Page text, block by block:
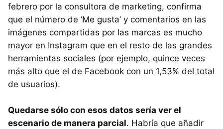
febrero por la consultora de marketing, confirma
que el número de ‘Me gusta’ y comentarios en las
imágenes compartidas por las marcas es mucho
mayor en Instagram que en el resto de las grandes
herramientas sociales (por ejemplo, quince veces
más alto que el de Facebook con un 1,53% del total
de usuarios).
Quedarse sólo con esos datos sería ver el
escenario de manera parcial. Habría que añadir